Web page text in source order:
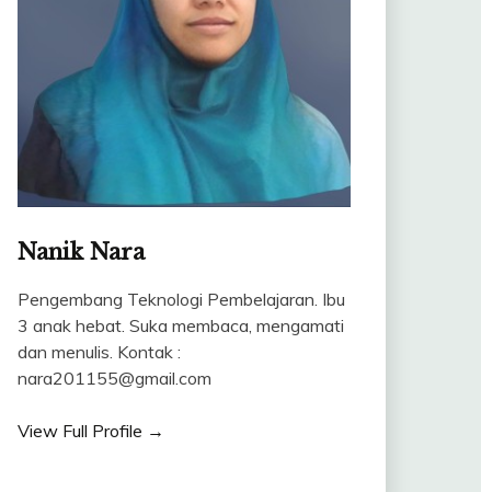
Nanik Nara
Pengembang Teknologi Pembelajaran. Ibu
3 anak hebat. Suka membaca, mengamati
dan menulis. Kontak :
nara201155@gmail.com
View Full Profile →